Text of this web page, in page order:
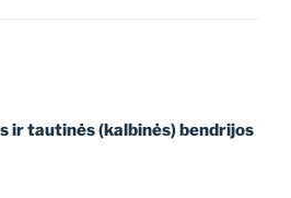
ir tautinės (kalbinės) bendrijos